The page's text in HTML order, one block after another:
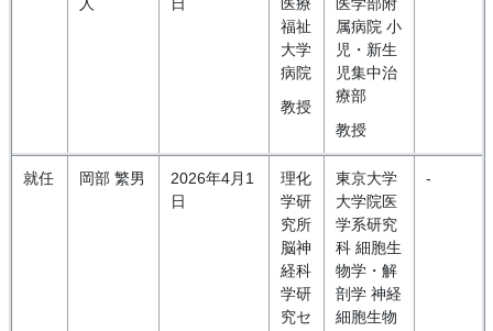
福祉
大学
病院
教授
属病院 小
児・新生
児集中治
療部
教授
就任 岡部 繁男
2026年4月1
日
理化
学研
究所
脳神
経科
学研
究セ
東京大学
大学院医
学系研究
科 細胞生
物学・解
剖学 神経
細胞生物
-